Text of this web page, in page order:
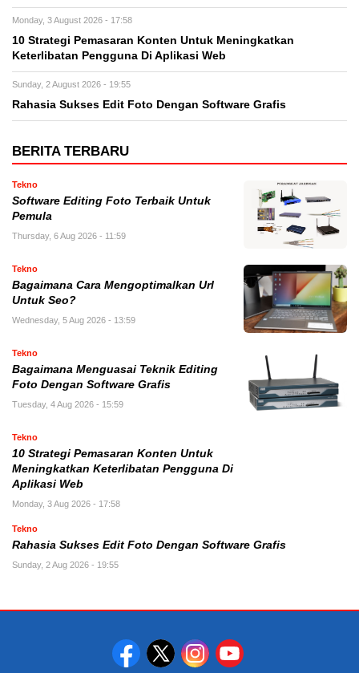
Monday, 3 August 2026 - 17:58
10 Strategi Pemasaran Konten Untuk Meningkatkan
Keterlibatan Pengguna Di Aplikasi Web
Sunday, 2 August 2026 - 19:55
Rahasia Sukses Edit Foto Dengan Software Grafis
BERITA TERBARU
Tekno
Software Editing Foto Terbaik Untuk
Pemula
Thursday, 6 Aug 2026 - 11:59
Tekno
Bagaimana Cara Mengoptimalkan Url
Untuk Seo?
Wednesday, 5 Aug 2026 - 13:59
Tekno
Bagaimana Menguasai Teknik Editing
Foto Dengan Software Grafis
Tuesday, 4 Aug 2026 - 15:59
Tekno
10 Strategi Pemasaran Konten Untuk
Meningkatkan Keterlibatan Pengguna Di
Aplikasi Web
Monday, 3 Aug 2026 - 17:58
Tekno
Rahasia Sukses Edit Foto Dengan Software Grafis
Sunday, 2 Aug 2026 - 19:55